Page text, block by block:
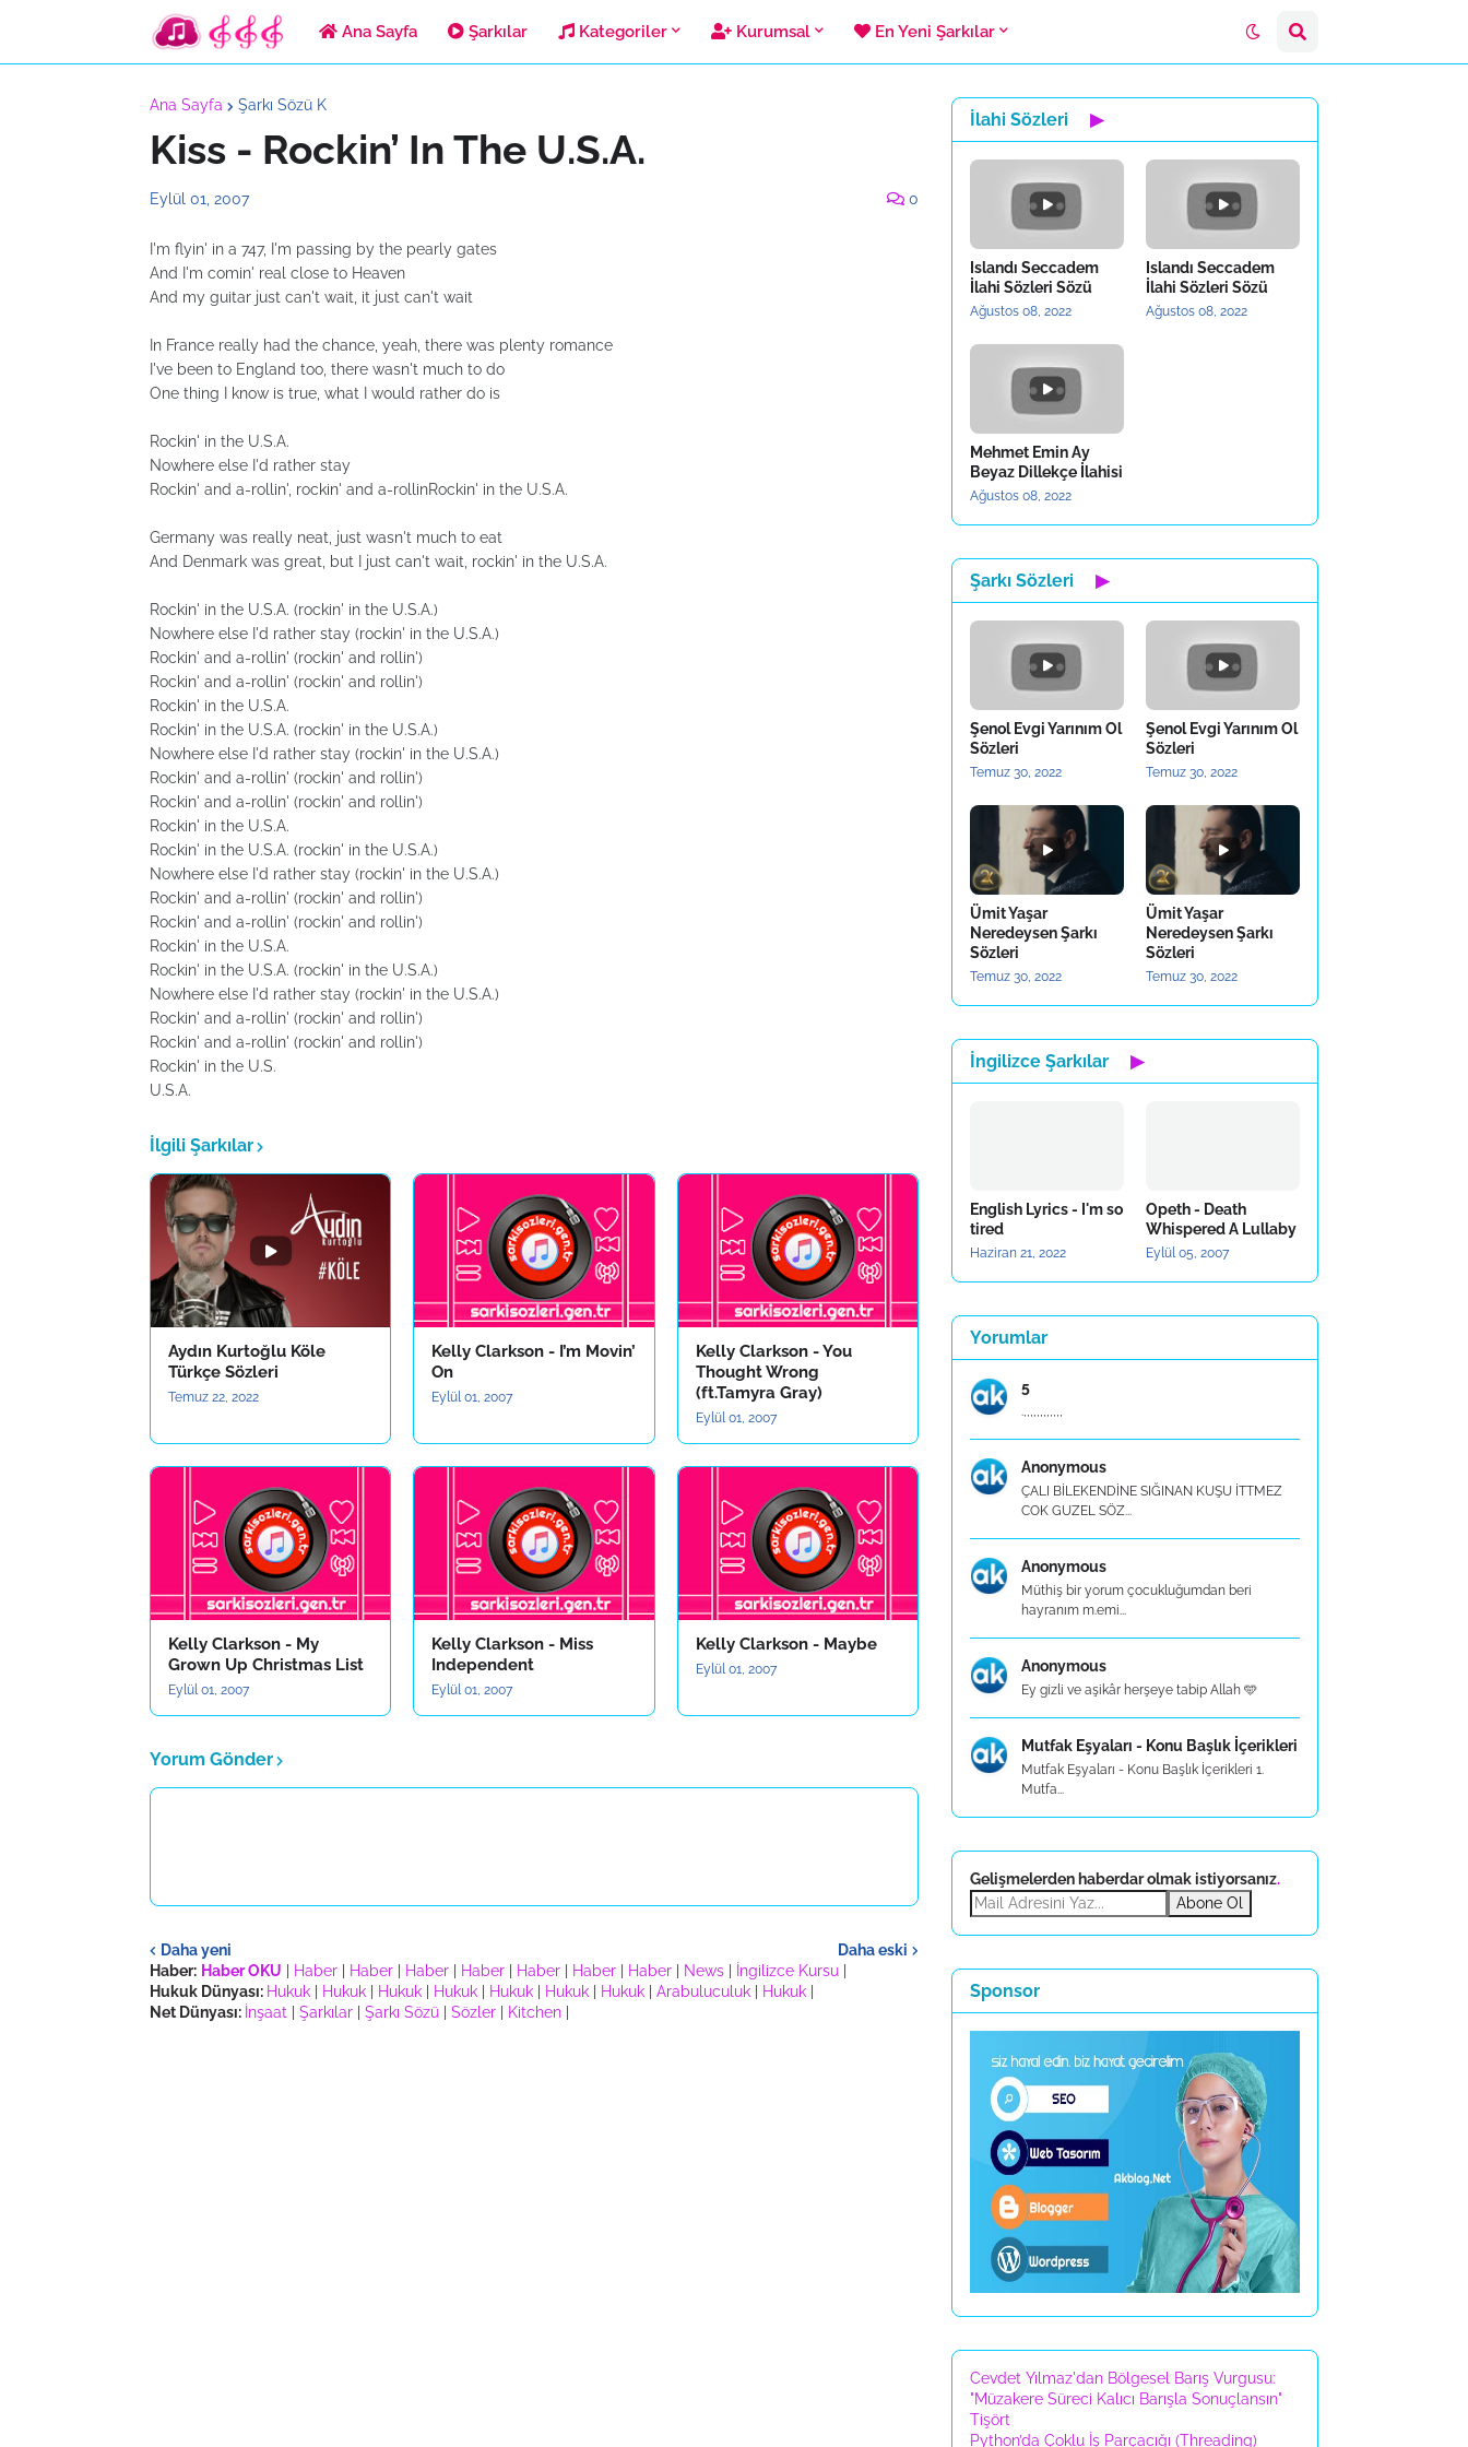
Ana Sayfa Şarkılar Kategoriler Kurumsal En Yeni Şarkılar
Ana Sayfa Şarkı Sözü K
Kiss - Rockin’ In The U.S.A.
Eylül 01, 2007 0
I'm flyin' in a 747, I'm passing by the pearly gates
And I'm comin' real close to Heaven
And my guitar just can't wait, it just can't wait
In France really had the chance, yeah, there was plenty romance
I've been to England too, there wasn't much to do
One thing I know is true, what I would rather do is
Rockin' in the U.S.A.
Nowhere else I'd rather stay
Rockin' and a-rollin', rockin' and a-rollinRockin' in the U.S.A.
Germany was really neat, just wasn't much to eat
And Denmark was great, but I just can't wait, rockin' in the U.S.A.
Rockin' in the U.S.A. (rockin' in the U.S.A.)
Nowhere else I'd rather stay (rockin' in the U.S.A.)
Rockin' and a-rollin' (rockin' and rollin')
Rockin' and a-rollin' (rockin' and rollin')
Rockin' in the U.S.A.
Rockin' in the U.S.A. (rockin' in the U.S.A.)
Nowhere else I'd rather stay (rockin' in the U.S.A.)
Rockin' and a-rollin' (rockin' and rollin')
Rockin' and a-rollin' (rockin' and rollin')
Rockin' in the U.S.A.
Rockin' in the U.S.A. (rockin' in the U.S.A.)
Nowhere else I'd rather stay (rockin' in the U.S.A.)
Rockin' and a-rollin' (rockin' and rollin')
Rockin' and a-rollin' (rockin' and rollin')
Rockin' in the U.S.A.
Rockin' in the U.S.A. (rockin' in the U.S.A.)
Nowhere else I'd rather stay (rockin' in the U.S.A.)
Rockin' and a-rollin' (rockin' and rollin')
Rockin' and a-rollin' (rockin' and rollin')
Rockin' in the U.S.
U.S.A.
İlgili Şarkılar
Aydın Kurtoğlu Köle
Türkçe Sözleri
Temuz 22, 2022
Kelly Clarkson - I’m Movin’
On
Eylül 01, 2007
Kelly Clarkson - You
Thought Wrong
(ft.Tamyra Gray)
Eylül 01, 2007
Kelly Clarkson - My
Grown Up Christmas List
Eylül 01, 2007
Kelly Clarkson - Miss
Independent
Eylül 01, 2007
Kelly Clarkson - Maybe
Eylül 01, 2007
Yorum Gönder
Daha yeni
Daha eski
Haber: Haber OKU Haber Haber Haber Haber Haber Haber Haber News İngilizce Kursu
Hukuk Dünyası: Hukuk Hukuk Hukuk Hukuk Hukuk Hukuk Hukuk Arabuluculuk Hukuk
Net Dünyası: İnşaat Şarkılar Şarkı Sözü Sözler Kitchen
İlahi Sözleri ▶
Islandı Seccadem
İlahi Sözleri Sözü
Ağustos 08, 2022
Islandı Seccadem
İlahi Sözleri Sözü
Ağustos 08, 2022
Mehmet Emin Ay
Beyaz Dillekçe İlahisi
Ağustos 08, 2022
Şarkı Sözleri ▶
Şenol Evgi Yarınım Ol
Sözleri
Temuz 30, 2022
Şenol Evgi Yarınım Ol
Sözleri
Temuz 30, 2022
Ümit Yaşar
Neredeysen Şarkı
Sözleri
Temuz 30, 2022
Ümit Yaşar
Neredeysen Şarkı
Sözleri
Temuz 30, 2022
İngilizce Şarkılar ▶
English Lyrics - I'm so
tired
Haziran 21, 2022
Opeth - Death
Whispered A Lullaby
Eylül 05, 2007
Yorumlar
5
.,,,,,,,,,,,,
Anonymous
ÇALI BİLEKENDİNE SIĞINAN KUŞU İTTMEZ
COK GUZEL SÖZ...
Anonymous
Müthiş bir yorum çocukluğumdan beri
hayranım m.emi...
Anonymous
Ey gizli ve aşikâr herşeye tabip Allah 🩵
Mutfak Eşyaları - Konu Başlık İçerikleri
Mutfak Eşyaları - Konu Başlık İçerikleri 1.
Mutfa...
Gelişmelerden haberdar olmak istiyorsanız.
Abone Ol
Sponsor
Cevdet Yılmaz'dan Bölgesel Barış Vurgusu:
"Müzakere Süreci Kalıcı Barışla Sonuçlansın"
Tişört
Python’da Çoklu İş Parçacığı (Threading)